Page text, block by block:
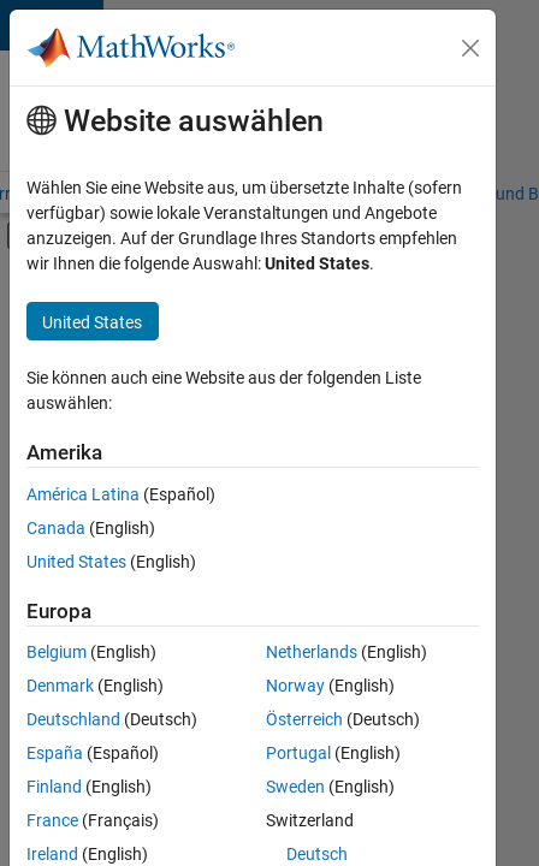
Weiter zum Inhalt
Karriere
bei
MathWorks
– Übersicht Stellensuche Niederlassungen Studierende und
Umschaltung für Off-Canvas-
Hauptinhalt
Customer Support
Sales Operations
Marketing Communications
Finance and Operations
+3
Derzeit
es
keine
offenen
Stellen,
Ihren
Suchkriterien
entsprechen.
können
die
Suchkriterien
weiter
fassen
oder
Website auswählen
Wählen Sie eine Website aus, um übersetzte Inhalte (sofern
verfügbar) sowie lokale Veranstaltungen und Angebote
anzuzeigen. Auf der Grundlage Ihres Standorts empfehlen
wir Ihnen die folgende Auswahl:United States.
United States
Sie können auch eine Website aus der folgenden Liste
auswählen:
Amerika
América Latina (Español)
Canada (English)
United States (English)
Europa
Belgium (English)
Denmark (English)
Deutschland (Deutsch)
España (Español)
Finland (English)
France (Français)
Ireland (English)
Netherlands(English)
Norway(English)
Österreich (Deutsch)
Portugal (English)
Sweden (English)
Switzerland
Deutsch